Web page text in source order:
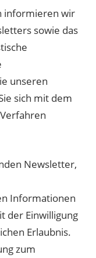
informieren wir
sowie das
unseren
sich mit dem
Newsletter,
Informationen
der Einwilligung
Erlaubnis.
zum